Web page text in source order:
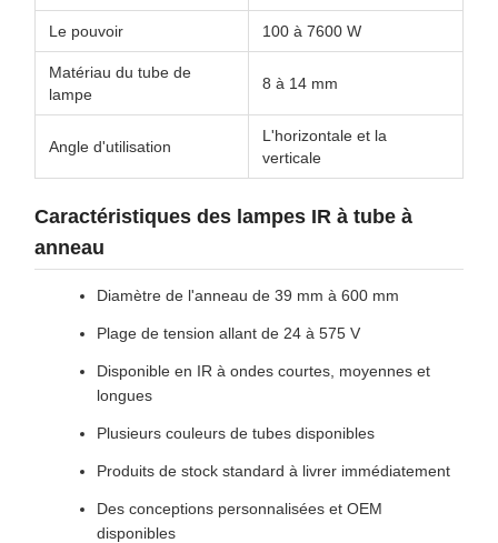
Le pouvoir 100 à 7600 W
Matériau du tube de
lampe
8 à 14 mm
Angle d'utilisation
L'horizontale et la
verticale
Caractéristiques des lampes IR à tube à
anneau
Diamètre de l'anneau de 39 mm à 600 mm
Plage de tension allant de 24 à 575 V
Disponible en IR à ondes courtes, moyennes et
longues
Plusieurs couleurs de tubes disponibles
Produits de stock standard à livrer immédiatement
Des conceptions personnalisées et OEM
disponibles